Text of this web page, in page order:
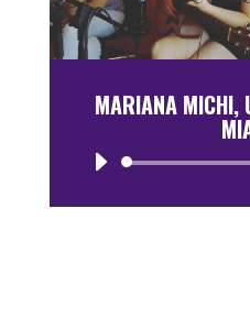
MARIANA MICHI,